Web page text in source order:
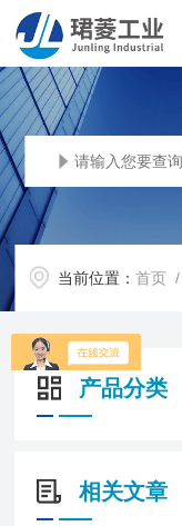
当前位置：首页 /
产品分类
相关文章